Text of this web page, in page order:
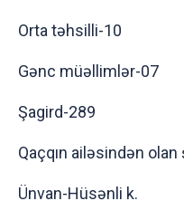
Orta təhsilli-10
Gənc müəllimlər-07
Şagird-289
Qaçqın ailəsindən
Ünvan-Hüsənli k.